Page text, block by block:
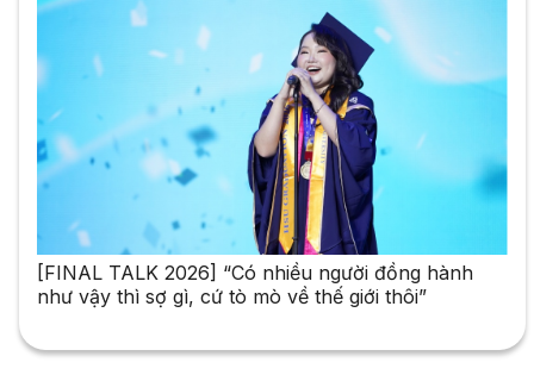
[FINAL TALK 2026] “Có nhiều người đồng hành
như vậy thì sợ gì, cứ tò mò về thế giới thôi”